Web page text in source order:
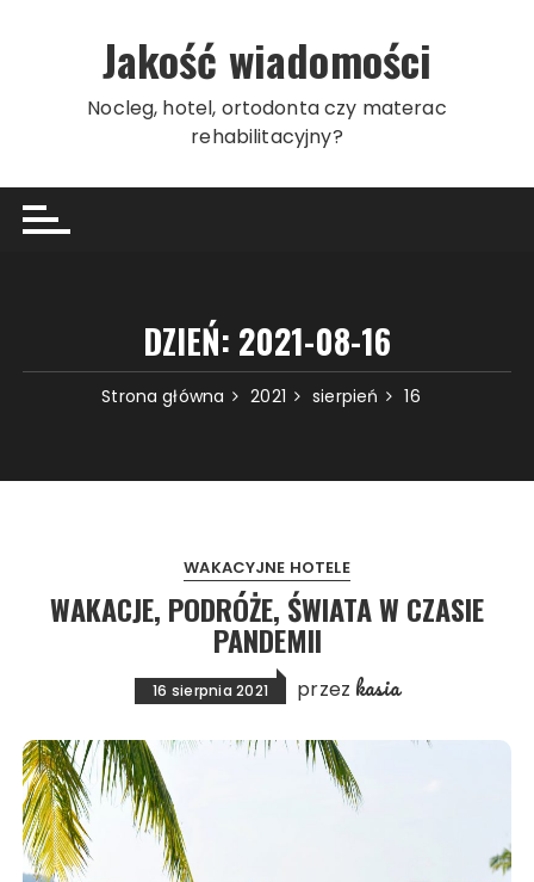
Jakość wiadomości
Nocleg, hotel, ortodonta czy materac
rehabilitacyjny?
DZIEŃ: 2021-08-16
Strona główna 2021 sierpień 16
WAKACYJNE HOTELE
WAKACJE, PODRÓŻE, ŚWIATA W CZASIE
PANDEMII
16 sierpnia 2021 przez kasia